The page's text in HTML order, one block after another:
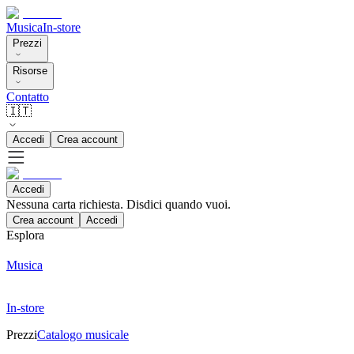
MusicaIn-store
Prezzi
Risorse
Contatto
🇮🇹
Accedi Crea account
Accedi
Nessuna carta richiesta. Disdici quando vuoi.
Crea account Accedi
Esplora
Musica
In-store
PrezziCatalogo musicale